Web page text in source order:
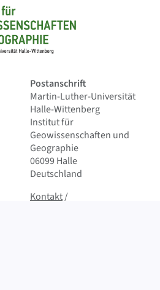
Postanschrift
Martin-Luther-Universität
Halle-Wittenberg
Institut für
Geowissenschaften und
Geographie
06099 Halle
Deutschland
Kontaktund Kleingedrucktes
Kontakt/